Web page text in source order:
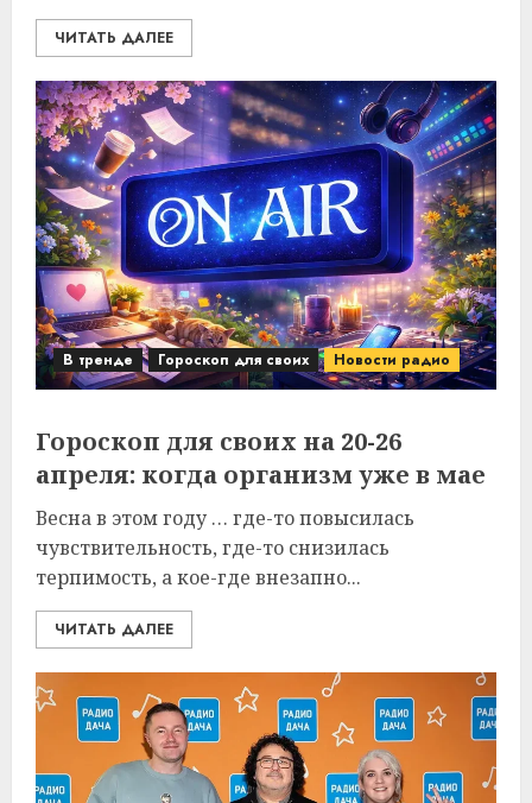
ЧИТАТЬ ДАЛЕЕ
В тренде Гороскоп для своих Новости радио
Гороскоп для своих на 20-26
апреля: когда организм уже в мае
Весна в этом году … где-то повысилась
чувствительность, где-то снизилась
терпимость, а кое-где внезапно...
ЧИТАТЬ ДАЛЕЕ